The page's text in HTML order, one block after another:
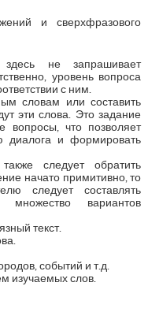
и сверхфразового
не запрашивает
уровень вопроса
с ним.
словам или составить
эти слова. Это задание
вопросы, что позволяет
диалога и формировать
следует обратить
начато примитивно, то
следует составлять
множество вариантов
текст.
событий и т.д.
изучаемых слов.